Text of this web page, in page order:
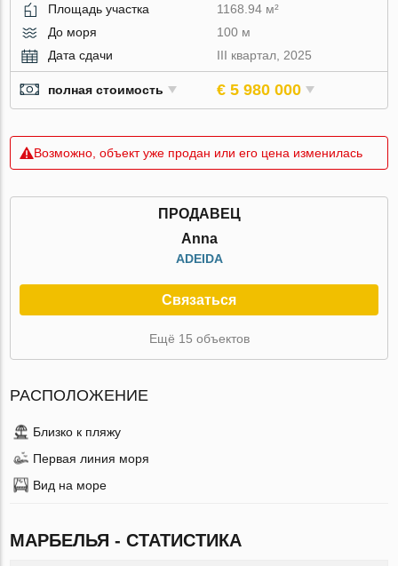
Площадь участка
1168.94 м²
До моря
100 м
Дата сдачи
III квартал, 2025
полная стоимость € 5 980 000
Возможно, объект уже продан или его цена изменилась
ПРОДАВЕЦ
Anna
ADEIDA
Связаться
Ещё 15 объектов
РАСПОЛОЖЕНИЕ
Близко к пляжу
Первая линия моря
Вид на море
МАРБЕЛЬЯ - СТАТИСТИКА